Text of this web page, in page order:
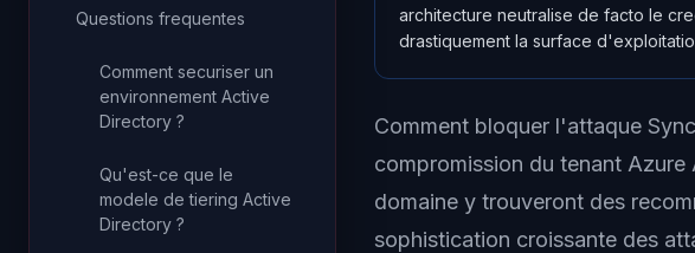
Questions frequentes
Comment securiser un
environnement Active
Directory ?
Qu'est-ce que le
modele de tiering Active
Directory ?
architecture neutralise de facto le
drastiquement la surface
Comment bloquer l'attaque
compromission du tenant
domaine y trouveront des
sophistication croissante des